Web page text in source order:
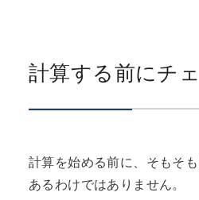
計算する前にチ
計算を始める前に、そもそ
あるわけではありません。